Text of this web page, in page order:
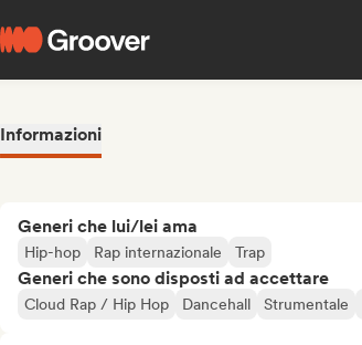
Informazioni
Generi che lui/lei ama
Hip-hop Rap internazionale Trap
Generi che sono disposti ad accettare
Cloud Rap / Hip Hop Dancehall Strumentale